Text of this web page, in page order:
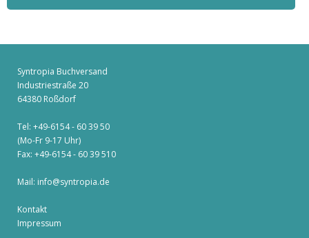
Syntropia Buchversand
Industriestraße 20
64380 Roßdorf
Tel: +49-6154 - 60 39 50
(Mo-Fr 9-17 Uhr)
Fax: +49-6154 - 60 39 510
Mail: info@syntropia.de
Kontakt
Impressum